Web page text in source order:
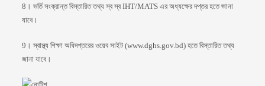
8। ভর্তি সংক্রান্ত বিস্তারিত তথ্য স্ব স্ব IHT/MATS এর অধ্যক্ষের দপ্তর হতে জানা
যাবে।
9। স্বাস্থ্য শিক্ষা অধিদপ্তরের ওয়েব সাইট (www.dghs.gov.bd) হতে বিস্তারিত তথ্য
জানা যাবে।